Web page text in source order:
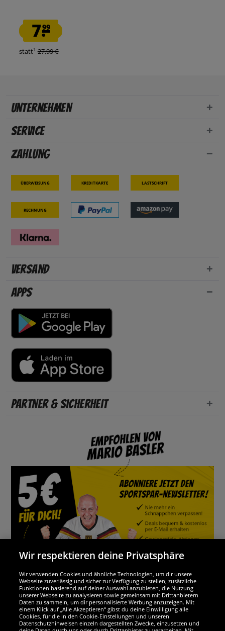
7.99
statt1 27,99 €
Unternehmen
Service
Zahlung
Überweisung Kreditkarte Lastschrift
Rechnung
Versand
Apps
Partner & Sicherheit
Wir sind ausgezeichnet
Wir respektieren deine Privatsphäre
Wir verwenden Cookies und ähnliche Technologien, um dir unsere
Webseite zuverlässig und sicher zur Verfügung zu stellen, zusätzliche
Funktionen basierend auf deiner Auswahl anzubieten, die Nutzung
unserer Webseite zu analysieren sowie gemeinsam mit Drittanbietern
Daten zu sammeln, um dir personalisierte Werbung anzuzeigen. Mit
einem Klick auf „Alle Akzeptieren“ gibst du deine Einwilligung alle
Cookies, für die in den Cookie-Einstellungen und unseren
Datenschutzhinweisen einzeln dargestellten Zwecke, einzusetzen und